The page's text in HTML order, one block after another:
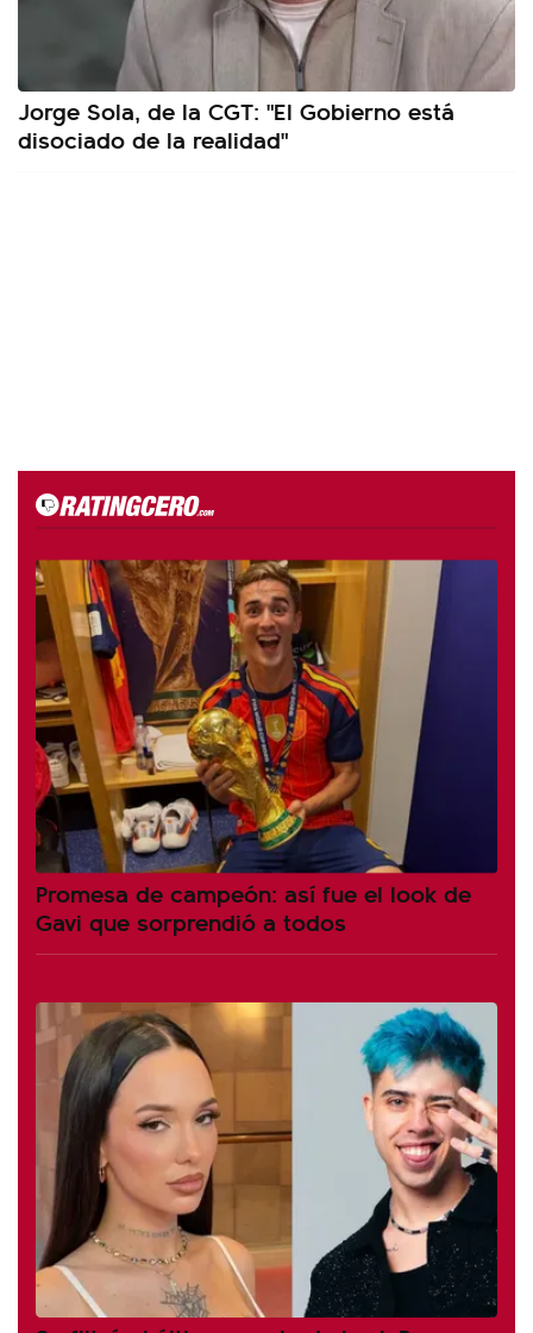
Jorge Sola, de la CGT: "El Gobierno está
disociado de la realidad"
Promesa de campeón: así fue el look de
Gavi que sorprendió a todos